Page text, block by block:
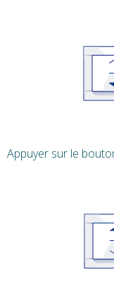
Appuyer sur le